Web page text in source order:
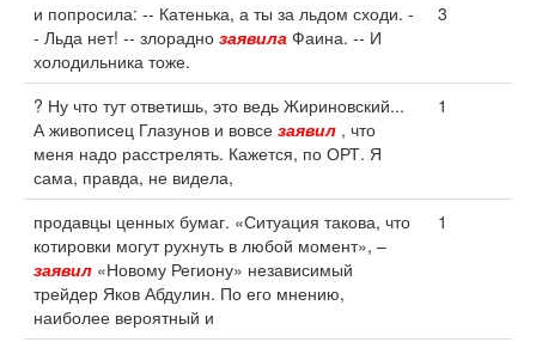
и попросила: -- Катенька, а ты за льдом сходи. -
- Льда нет! -- злорадно заявила Фаина. -- И
холодильника тоже.
3
? Ну что тут ответишь, это ведь Жириновский...
А живописец Глазунов и вовсе заявил , что
меня надо расстрелять. Кажется, по ОРТ. Я
сама, правда, не видела,
1
продавцы ценных бумаг. «Ситуация такова, что
котировки могут рухнуть в любой момент», –
заявил «Новому Региону» независимый
трейдер Яков Абдулин. По его мнению,
наиболее вероятный и
1